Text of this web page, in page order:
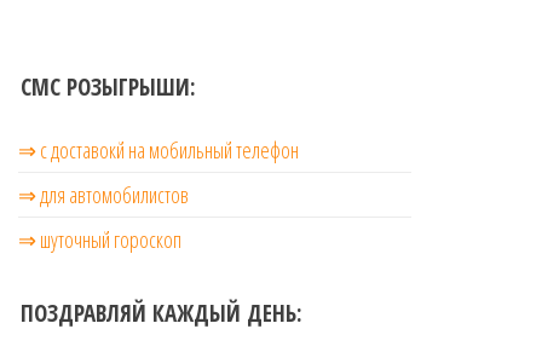
СМС РОЗЫГРЫШИ:
⇒ с доставокй на мобильный телефон
⇒ для автомобилистов
⇒ шуточный гороскоп
ПОЗДРАВЛЯЙ КАЖДЫЙ ДЕНЬ: